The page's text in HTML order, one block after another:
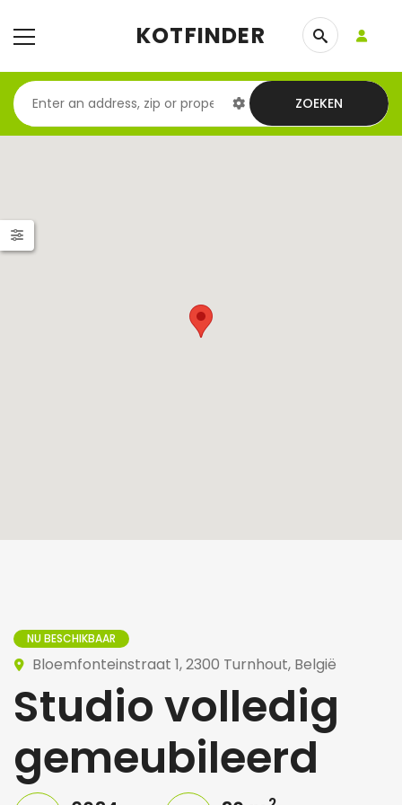
KOTFINDER
ZOEKEN
NU BESCHIKBAAR
Bloemfonteinstraat 1, 2300 Turnhout, België
Studio volledig
gemeubileerd